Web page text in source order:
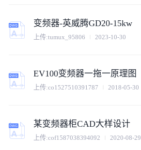
变频器-英威腾GD20-15kw
上传:tumux_95806 2023-10-30
EV100变频器一拖一原理图
上传:co1527510391787 2018-05-30
某变频器柜CAD大样设计
上传:cof1587038394092 2020-08-29